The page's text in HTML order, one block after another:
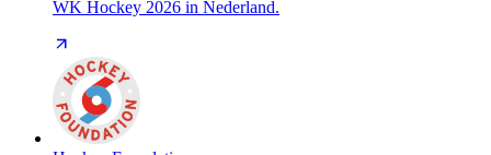
WK Hockey 2026 in Nederland.